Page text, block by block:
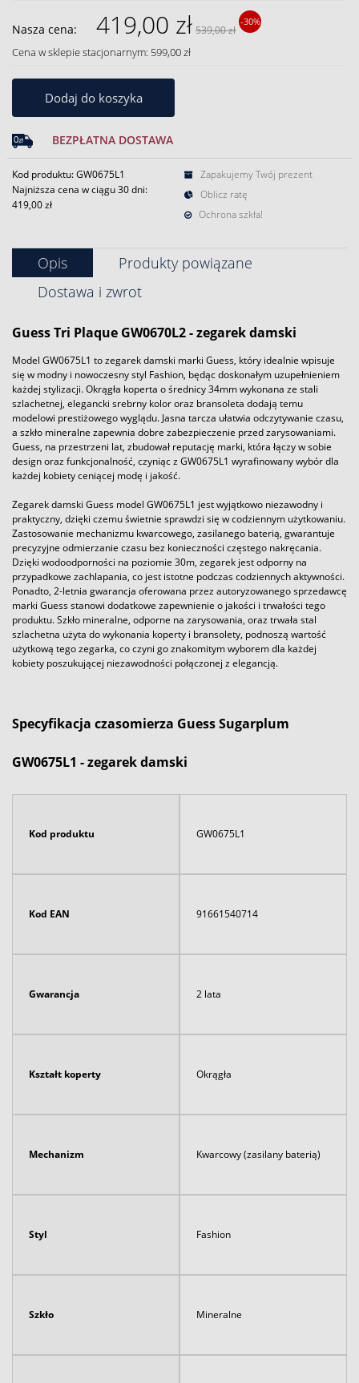
Nasza cena: 419,00 zł 539,00 zł
-30%
Cena w sklepie stacjonarnym: 599,00 zł
Dodaj do koszyka
BEZPŁATNA DOSTAWA
Kod produktu: GW0675L1
Najniższa cena w ciągu 30 dni:
419,00 zł
Zapakujemy Twój prezent
Oblicz ratę
Ochrona szkła!
Opis
Produkty powiązane
Dostawa i zwrot
Guess Tri Plaque GW0670L2 - zegarek damski
Model GW0675L1 to zegarek damski marki Guess, który idealnie wpisuje
się w modny i nowoczesny styl Fashion, będąc doskonałym uzupełnieniem
każdej stylizacji. Okrągła koperta o średnicy 34mm wykonana ze stali
szlachetnej, elegancki srebrny kolor oraz bransoleta dodają temu
modelowi prestiżowego wyglądu. Jasna tarcza ułatwia odczytywanie czasu,
a szkło mineralne zapewnia dobre zabezpieczenie przed zarysowaniami.
Guess, na przestrzeni lat, zbudował reputację marki, która łączy w sobie
design oraz funkcjonalność, czyniąc z GW0675L1 wyrafinowany wybór dla
każdej kobiety ceniącej modę i jakość.
Zegarek damski Guess model GW0675L1 jest wyjątkowo niezawodny i
praktyczny, dzięki czemu świetnie sprawdzi się w codziennym użytkowaniu.
Zastosowanie mechanizmu kwarcowego, zasilanego baterią, gwarantuje
precyzyjne odmierzanie czasu bez konieczności częstego nakręcania.
Dzięki wodoodporności na poziomie 30m, zegarek jest odporny na
przypadkowe zachlapania, co jest istotne podczas codziennych aktywności.
Ponadto, 2-letnia gwarancja oferowana przez autoryzowanego sprzedawcę
marki Guess stanowi dodatkowe zapewnienie o jakości i trwałości tego
produktu. Szkło mineralne, odporne na zarysowania, oraz trwała stal
szlachetna użyta do wykonania koperty i bransolety, podnoszą wartość
użytkową tego zegarka, co czyni go znakomitym wyborem dla każdej
kobiety poszukującej niezawodności połączonej z elegancją.
Specyfikacja czasomierza Guess Sugarplum
GW0675L1 - zegarek damski
Kod produktu GW0675L1
Kod EAN 91661540714
Gwarancja 2 lata
Kształt koperty Okrągła
Mechanizm Kwarcowy (zasilany baterią)
Styl Fashion
Szkło Mineralne